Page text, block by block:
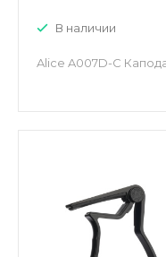
В наличии
Alice A007D-C